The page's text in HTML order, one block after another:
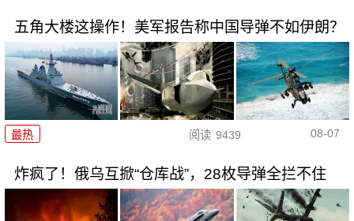
五角大楼这操作！美军报告称中国导弹不如伊朗？
最热 阅读 9439 08-07
炸疯了！俄乌互掀“仓库战”，28枚导弹全拦不住